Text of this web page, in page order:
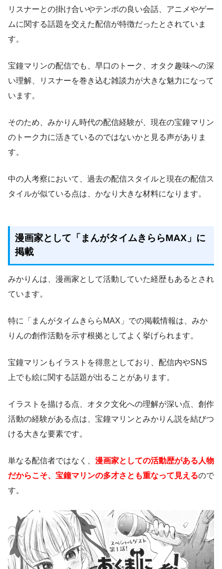
リスナーとの掛け合いやテンポの良い会話、アニメやゲー
ムに関する話題を交えた配信が特徴だったとされていま
す。
宝鐘マリンの配信でも、早口のトーク、オタク趣味への深
い理解、リスナーを巻き込む雑談力が大きな魅力になって
います。
そのため、みかりん時代の配信経験が、現在の宝鐘マリン
のトーク力に活きているのではないかと見る声がありま
す。
中の人考察において、過去の配信スタイルと現在の配信ス
タイルが似ている点は、かなり大きな材料になります。
漫画家として「まんがタイムきららMAX」に
掲載
みかりんは、漫画家として活動していた経歴もあるとされ
ています。
特に「まんがタイムきららMAX」での掲載情報は、みか
りんの創作活動を示す根拠としてよく挙げられます。
宝鐘マリンもイラストを得意としており、配信内やSNS
上でも絵に関する話題が出ることがあります。
イラストを描ける点、オタク文化への理解が深い点、創作
活動の経験がある点は、宝鐘マリンとみかりん説を結びつ
ける大きな要素です。
単なる配信者ではなく、 漫画家としての活動歴がある人物
だからこそ、宝鐘マリンの多才さとも重なって見えるので
す。